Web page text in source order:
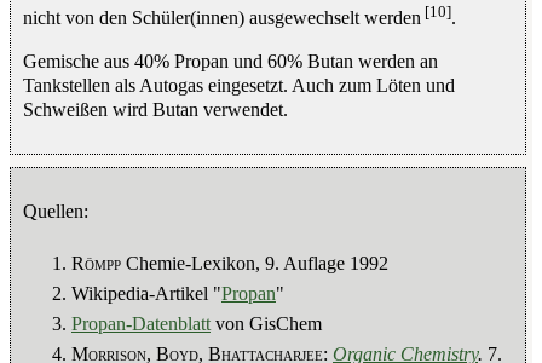
nicht von den Schüler(innen) ausgewechselt werden [10].
Gemische aus 40% Propan und 60% Butan werden an
Tankstellen als Autogas eingesetzt. Auch zum Löten und
Schweißen wird Butan verwendet.
Quellen:
Römpp Chemie-Lexikon, 9. Auflage 1992
Wikipedia-Artikel "Propan"
Propan-Datenblatt von GisChem
Morrison, Boyd, Bhattacharjee: Organic Chemistry. 7.